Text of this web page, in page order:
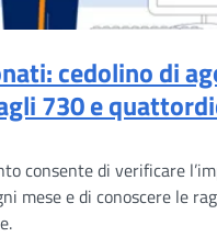
cedolino di
730 e
consente di verificare
mese e di conoscere le